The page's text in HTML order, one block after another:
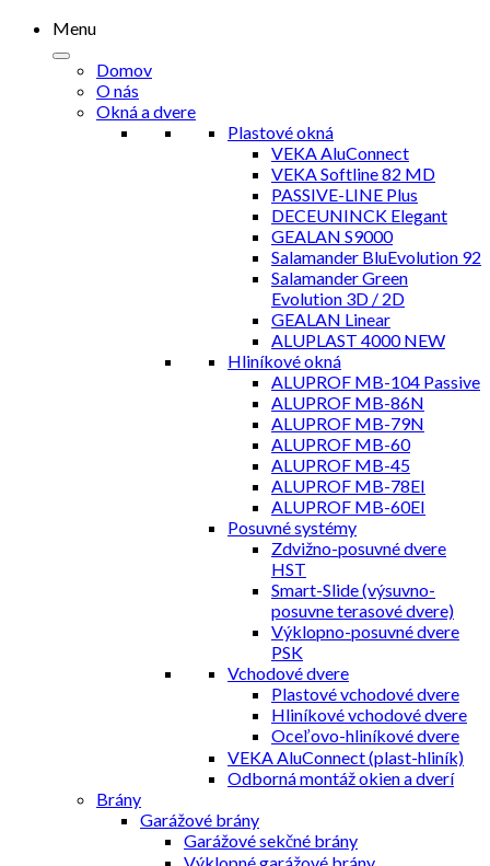
Menu
Domov
O nás
Okná a dvere
Plastové okná
VEKA AluConnect
VEKA Softline 82 MD
PASSIVE-LINE Plus
DECEUNINCK Elegant
GEALAN S9000
Salamander BluEvolution 92
Salamander Green
Evolution 3D / 2D
GEALAN Linear
ALUPLAST 4000 NEW
Hliníkové okná
ALUPROF MB-104 Passive
ALUPROF MB-86N
ALUPROF MB-79N
ALUPROF MB-60
ALUPROF MB-45
ALUPROF MB-78EI
ALUPROF MB-60EI
Posuvné systémy
Zdvižno-posuvné dvere
HST
Smart-Slide (výsuvno-
posuvne terasové dvere)
Výklopno-posuvné dvere
PSK
Vchodové dvere
Plastové vchodové dvere
Hliníkové vchodové dvere
Oceľovo-hliníkové dvere
VEKA AluConnect (plast-hliník)
Odborná montáž okien a dverí
Brány
Garážové brány
Garážové sekčné brány